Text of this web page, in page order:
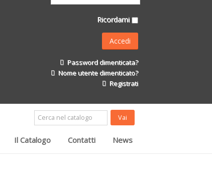
Ricordami
Password dimenticata?
Nome utente dimenticato?
Registrati
Il Catalogo Contatti News